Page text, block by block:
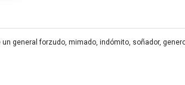
general forzudo, mimado, indómito, soñador,